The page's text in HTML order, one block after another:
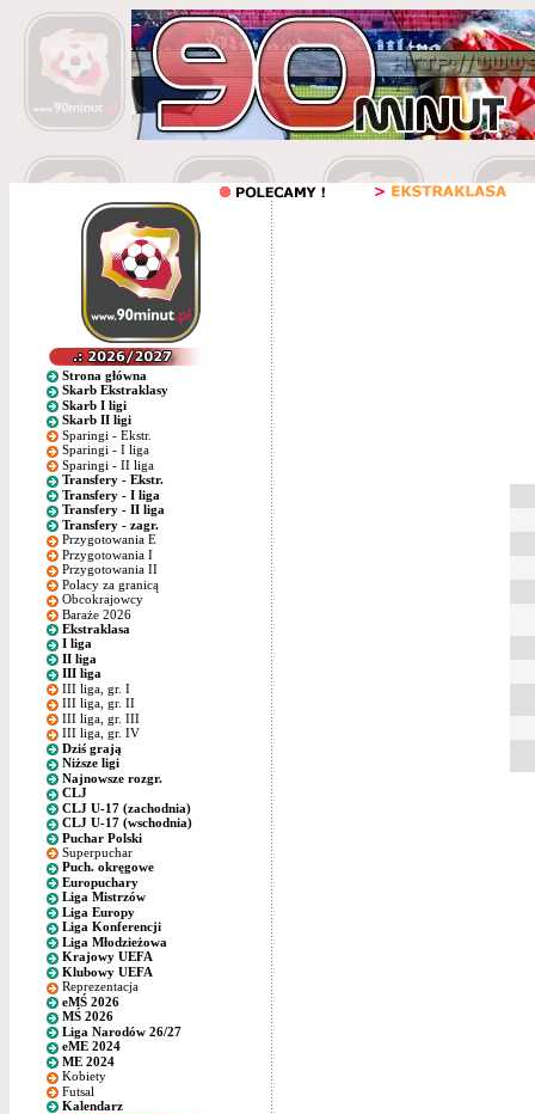
Strona główna
Skarb Ekstraklasy
Skarb I ligi
Skarb II ligi
Sparingi - Ekstr.
Sparingi - I liga
Sparingi - II liga
Transfery - Ekstr.
Transfery - I liga
Transfery - II liga
Transfery - zagr.
Przygotowania E
Przygotowania I
Przygotowania II
Polacy za granicą
Obcokrajowcy
Baraże 2026
Ekstraklasa
I liga
II liga
III liga
III liga, gr. I
III liga, gr. II
III liga, gr. III
III liga, gr. IV
Dziś grają
Niższe ligi
Najnowsze rozgr.
CLJ
CLJ U-17 (zachodnia)
CLJ U-17 (wschodnia)
Puchar Polski
Superpuchar
Puch. okręgowe
Europuchary
Liga Mistrzów
Liga Europy
Liga Konferencji
Liga Młodzieżowa
Krajowy UEFA
Klubowy UEFA
Reprezentacja
eMŚ 2026
MŚ 2026
Liga Narodów 26/27
eME 2024
ME 2024
Kobiety
Futsal
Kalendarz